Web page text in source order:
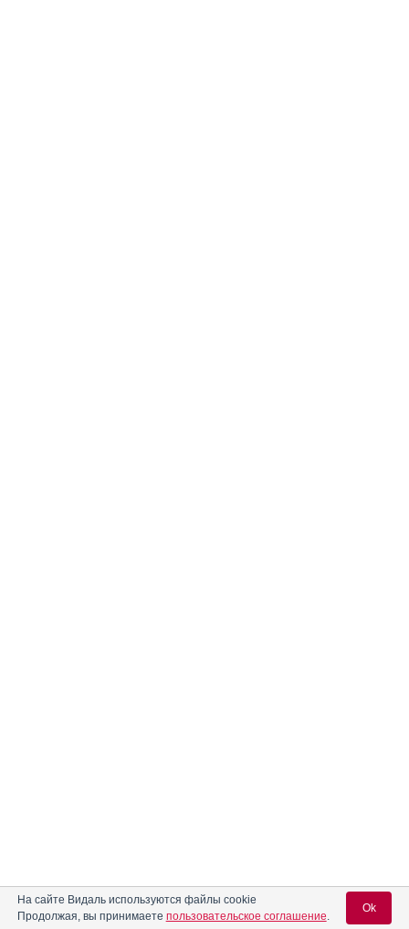
На сайте Видаль используются файлы cookie
Продолжая, вы принимаете пользовательское соглашение.
Ok